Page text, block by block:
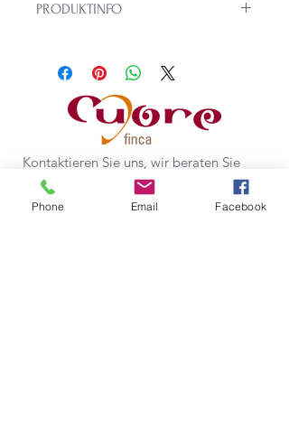
PRODUKTINFO
oder Telefon für eine
Terminvereinbarung.
Das Coaching können sie bar, oder
via Bankeinzahlung begleichen.
Kontaktieren Sie uns, wir beraten Sie
gerne.
Phone Email Facebook